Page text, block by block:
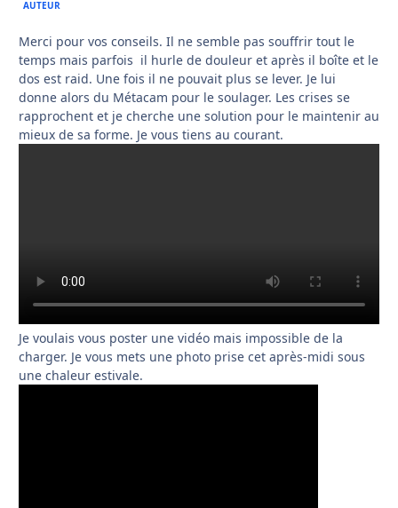
AUTEUR
Merci pour vos conseils. Il ne semble pas souffrir tout le
temps mais parfois il hurle de douleur et après il boîte et le
dos est raid. Une fois il ne pouvait plus se lever. Je lui
donne alors du Métacam pour le soulager. Les crises se
rapprochent et je cherche une solution pour le maintenir au
mieux de sa forme. Je vous tiens au courant.
Je voulais vous poster une vidéo mais impossible de la
charger. Je vous mets une photo prise cet après-midi sous
une chaleur estivale.